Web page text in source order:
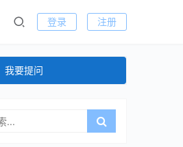
登录 注册
我要提问